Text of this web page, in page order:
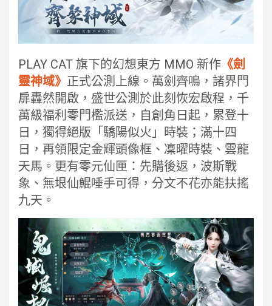
PLAY CAT 旗下的幻想東方 MMO 新作 《劍
靈神域》 正式公測上線。萬劍齊鳴，諸界門
扉轟然開啟，盛世公測於此刻恢宏啟程，千
萬級福利零門檻派送，自創角日起，累登十
日，獨得絕版「驕陽似火」時裝；滿十四
日，再領限定金輝頭像框、凜曜時裝、雲龍
天馬。更有零元仙匣：先購後返，波斯戰
象、無垠仙鯤唾手可得，分文不花亦能扶搖
九天。